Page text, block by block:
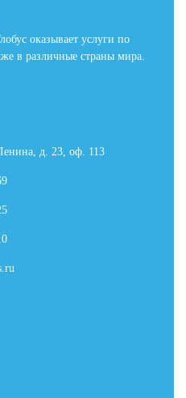
оказывает услуги по
в различные страны мира.
д. 23, оф. 113